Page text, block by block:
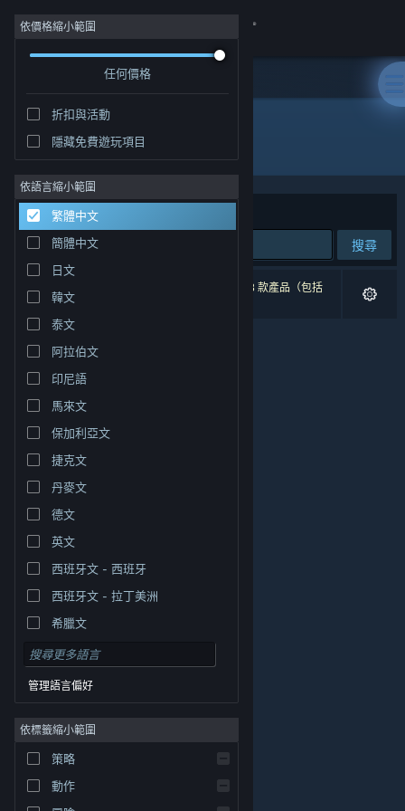
登入
社群
關於
客服
變更語言
取得 Steam 行動應用程式
檢視電腦版網頁
權人在美國與其它國家（地區）之財產。
Cookie
依價格縮小範圍
任何價格
折扣與活動
隱藏免費遊玩項目
依語言縮小範圍
繁體中文
簡體中文
日文
韓文
泰文
阿拉伯文
印尼語
馬來文
保加利亞文
捷克文
丹麥文
德文
英文
西班牙文 - 西班牙
西班牙文 - 拉丁美洲
希臘文
管理語言偏好
依標籤縮小範圍
策略
動作
"Saturday Morning RPG"
排序依據 相關性
搜尋
0 項相符的搜尋結果。 已根據您的偏好設定排除 8 款產品（包括
Saturday Morning RPG